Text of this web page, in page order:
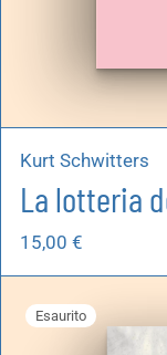
Kurt Schwitters
La lotteria
15,00 €
Esaurito